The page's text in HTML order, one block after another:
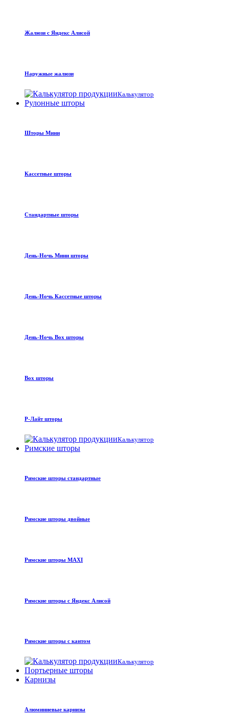
Жалюзи с Яндекс Алисой
Наружные жалюзи
Калькулятор
Рулонные шторы
Шторы Мини
Кассетные шторы
Стандартные шторы
День-Ночь Мини шторы
День-Ночь Кассетные шторы
День-Ночь Box шторы
Box шторы
Р-Лайт шторы
Калькулятор
Римские шторы
Римские шторы стандартные
Римские шторы двойные
Римские шторы MAXI
Римские шторы с Яндекс Алисой
Римские шторы с кантом
Калькулятор
Портьерные шторы
Карнизы
Алюминиевые карнизы